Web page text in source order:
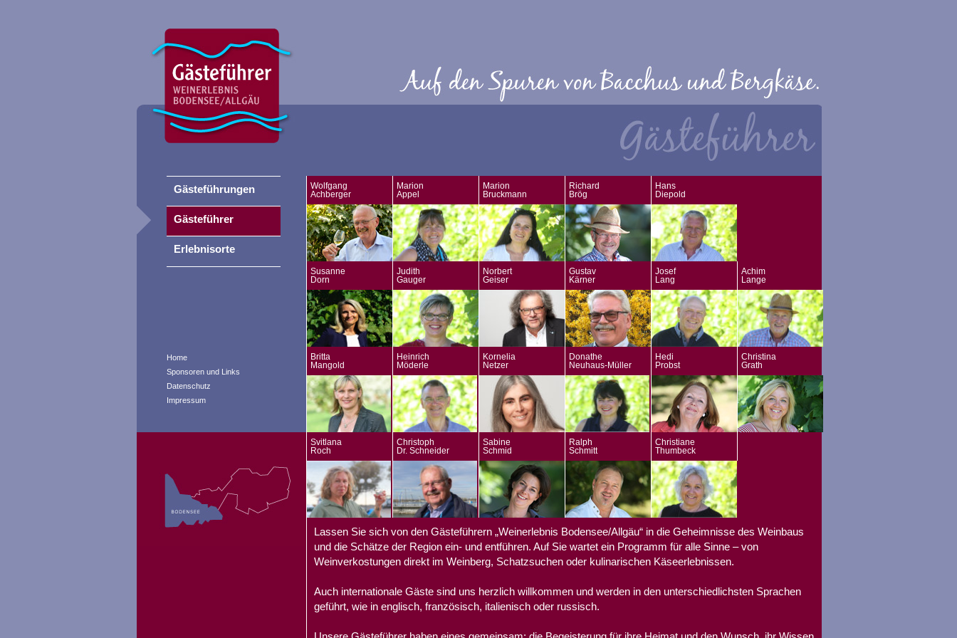
Home
Sponsoren und Links
Datenschutz
Impressum
Wolfgang
Achberger
Marion
Appel
Marion
Bruckmann
Richard
Brög
Hans
Diepold
Susanne
Dorn
Judith
Gauger
Norbert
Geiser
Gustav
Kärner
Josef
Lang
Achim
Lange
Britta
Mangold
Heinrich
Möderle
Kornelia
Netzer
Donathe
Neuhaus-Müller
Hedi
Probst
Christina
Grath
Svitlana
Roch
Christoph
Dr. Schneider
Sabine
Schmid
Ralph
Schmitt
Christiane
Thumbeck
Lassen Sie sich von den Gästeführern „Weinerlebnis Bodensee/Allgäu“ in die Geheimnisse des Weinbaus
und die Schätze der Region ein- und entführen. Auf Sie wartet ein Programm für alle Sinne – von
Weinverkostungen direkt im Weinberg, Schatzsuchen oder kulinarischen Käseerlebnissen.
Auch internationale Gäste sind uns herzlich willkommen und werden in den unterschiedlichsten Sprachen
geführt, wie in englisch, französisch, italienisch oder russisch.
Gästeführungen
Gästeführer
Erlebnisorte